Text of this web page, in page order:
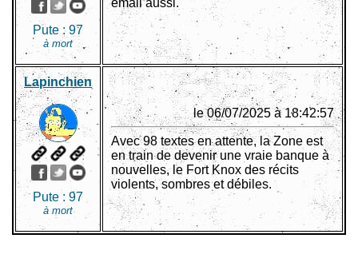
Pute : 97
à mort
email aussi.
Lapinchien
Pute : 97
à mort
le 06/07/2025 à 18:42:57
Avec 98 textes en attente, la Zone est
en train de devenir une vraie banque à
nouvelles, le Fort Knox des récits
violents, sombres et débiles.